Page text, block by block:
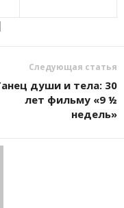
Следующая статья
души и тела: 30
лет фильму «9 ½
недель»